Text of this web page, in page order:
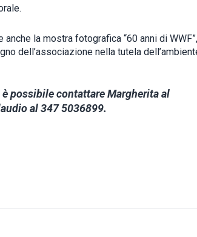
la mostra fotografica “60 anni di WWF”,
dell’associazione nella tutela
possibile contattare Margherita al
al 347 5036899.